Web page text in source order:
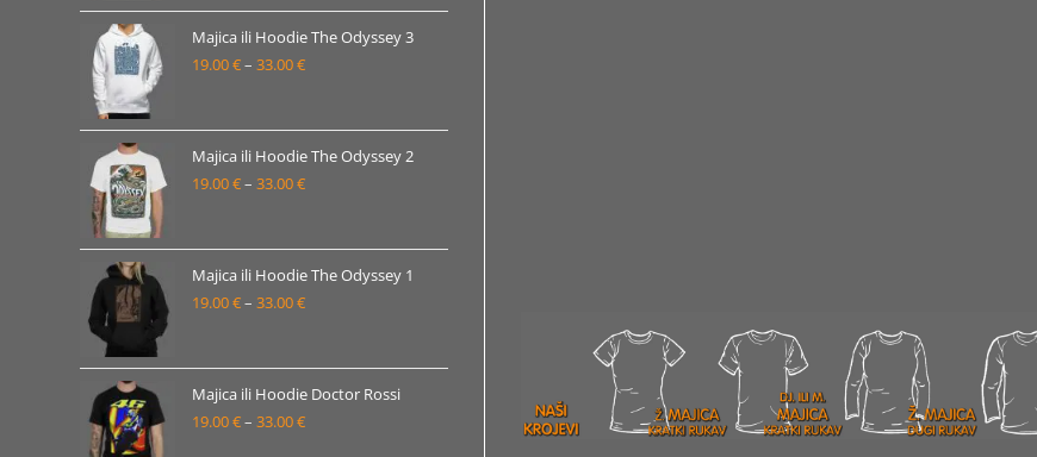
od
19.00 €
Majica ili Hoodie The Odyssey 3
19.00€– 33.00€Raspon
od
19.00 €
do
Majica ili Hoodie The Odyssey 2
19.00€– 33.00€Raspon
od
19.00 €
do
Majica ili Hoodie The Odyssey 1
19.00€– 33.00€Raspon
od
19.00 €
do
Majica ili Hoodie Doctor Rossi
19.00€– 33.00€Raspon